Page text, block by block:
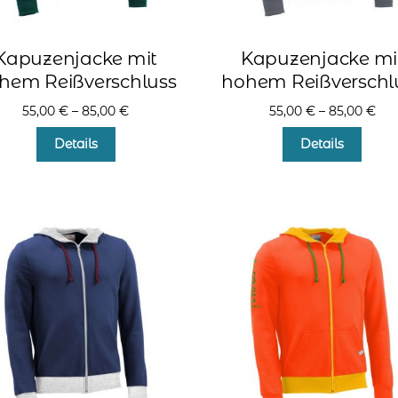
mit
Reißverschluss
55,00€ –85,00€
Details
Die
Optionen
können
der
Produktseite
gewählt
werden
Kapuzenjacke
hohem
55,00 €– 85,00 €
Details
Die
der